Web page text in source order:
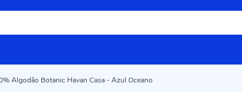
Algodão Botanic Havan Casa - Azul Oceano